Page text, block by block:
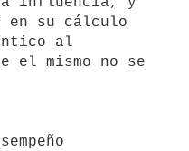
en su cálculo
al
el mismo no se